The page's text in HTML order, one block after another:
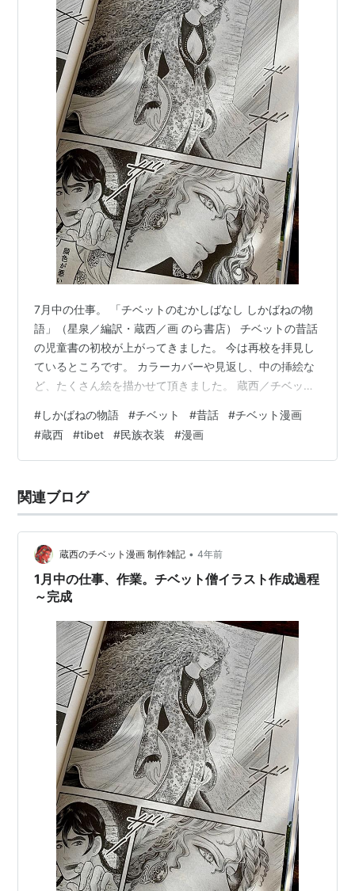
7月中の仕事。 「チベットのむかしばなし しかばねの物
語」（星泉／編訳・蔵西／画 のら書店） チベットの昔話
の児童書の初校が上がってきました。 今は再校を拝見し
ているところです。 カラーカバーや見返し、中の挿絵な
ど、たくさん絵を描かせて頂きました。 蔵西／チベット
「『しかばねの物語』（のら書店）もとはインドの枠物
語がチベットに伝わり、チベットならではの変化、発展
した物語を星泉先生が編訳なさいました。 しかばねと勇
をきいてはいけない、でも… カバー、挿絵、見返しとた
くさん絵を描かせて頂きま…
#しかばねの物語 #チベット #昔話 #チベット漫画
#蔵西 #tibet #民族衣装 #漫画
関連ブログ
蔵西のチベット漫画 制作雑記 • 4年前
1月中の仕事、作業。チベット僧イラスト作成過程
～完成